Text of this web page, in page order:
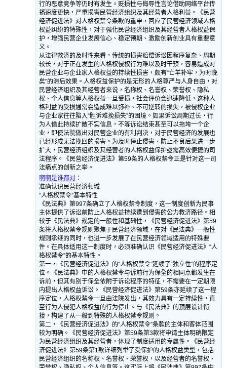
行的恶意竞争等仍时有发生。贬损性与侮辱性言论借助网络平台传
播速度更快，严重损害民营经济组织及其经营者人格利益。《民营
经济促进法》对人格权禁令条款的重申，回应了民营经济领域人格
权益纠纷的特殊性，对于强化民营经济组织及其经营者人格权益保
护，增强民营企业发展信心、稳定预期、激励创新创业具有重要意
义。
从法律救济的及时性来看，传统的损害赔偿诉讼因程序复杂、周期
较长，对于正在发生的人格权侵权行为难以及时干预，容易造成对
民营企业与企业家人格权益的持续性损害，颇有“亡羊补牢，为时晚
矣”的滞后效果。人格权益保护的是无形的人格尊严与人身自由，对
民营经济组织及其经营者来说，名称权、名誉权、荣誉权、隐私
权、个人信息等人格权益一旦受损，社会评价会迅速降低，这种人
格利益的受损通常会造成难以弥补、不可逆转的损失，被侵权企业
与企业家往往陷入“胜诉难挽损失”的困境。如果诉讼周期过长，行
为人借此持续扩散不实信息，不等诉讼结束甚至可以拖垮一个企
业，即使法院做出对民营企业的有利判决，对于民营经济的发展也
已经形成无法挽回的损害。为及时停止侵害、防止不良后果进一步
扩大，民营经济组织及其经营者的人格权益保护亟需高效便捷的司
法程序。《民营经济促进法》第59条的人格权禁令正是针对这一司
法痛点的创新之举。
啊啊是谁都对 ：
准确认识民营经济领域
“人格权禁令”基本特性
《民法典》第997条确立了人格权禁令制度，这一制度创新为民事
主体提供了诉讼前防止人格权益持续遭到侵害的公力救济路径。相
较于《民法典》规定的一般性和基础性，《民营经济促进法》第59
条将人格权禁令规则聚焦于民营经济领域，在对《民法典》一般性
规则承继的同时，也进一步发展了在民营经济领域适用的特殊要
件。在具体适用这一制度时，必须准确认识《民营经济促进法》“人
格权禁令”的基本特性。
第一，《民营经济促进法》的“人格权禁令”延续了“独立性”的程序定
位。《民法典》中的人格权禁令与诉前行为保全的相同点都发生在
诉前，但其有别于保全依附于诉讼程序的特征，不需要在一定期限
内提出人格权益诉讼。《民营经济促进法》第59条亦延续了这一程
序定位，人格权禁令一旦由法院发出，其效力具有一定持续性，直
至行为人侵犯人格权益的行为停止。与《民法典》的顶层设计衔
接，构建了从一般到特殊的人格权禁令规则。
第二，《民营经济促进法》的“人格权禁令”条款的主体和客体范围
较为明确。《民营经济促进法》第59条第3款将申请主体明确限定
为民营经济组织及其经营者，体现了制度适用的专属性。《民营经
济促进法》第59条第1款详细列举了受保护的人格权益类型，包括
民营经济组织的名称权、名誉权、荣誉权，以及经营者的名誉权、